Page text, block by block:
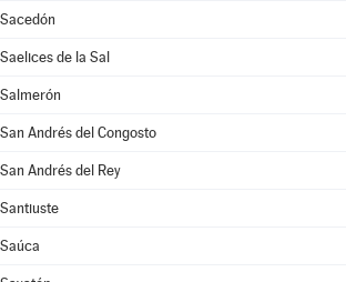
Sacedón
Saelices de la Sal
Salmerón
San Andrés del Congosto
San Andrés del Rey
Santiuste
Saúca